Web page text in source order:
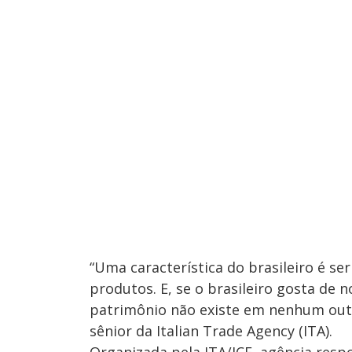
“Uma característica do brasileiro é
produtos. E, se o brasileiro gosta de
patrimônio não existe em nenhum
sênior da Italian Trade Agency (ITA).